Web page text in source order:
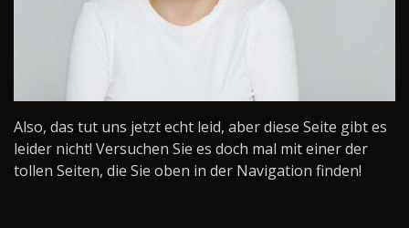
Also, das tut uns jetzt echt leid, aber diese Seite gibt es
leider nicht! Versuchen Sie es doch mal mit einer der
tollen Seiten, die Sie oben in der Navigation finden!